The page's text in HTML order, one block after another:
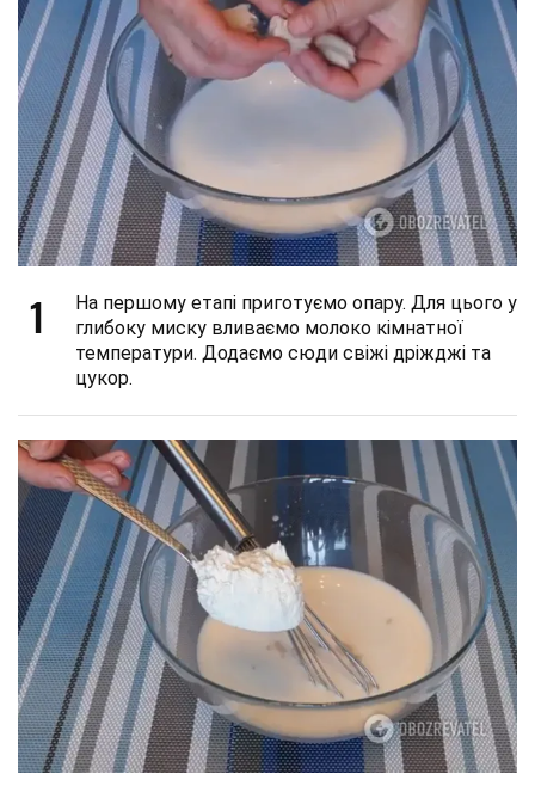
1
На першому етапі приготуємо опару. Для цього у
глибоку миску вливаємо молоко кімнатної
температури. Додаємо сюди свіжі дріжджі та
цукор.